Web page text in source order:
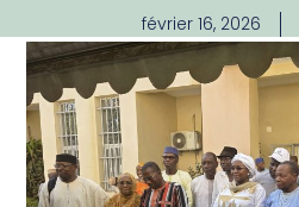
février 16, 2026